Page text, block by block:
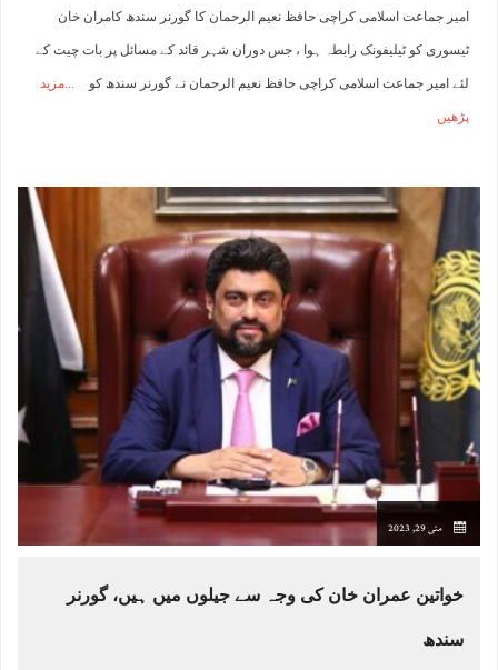
امیر جماعت اسلامی کراچی حافظ نعیم الرحمان کا گورنر سندھ کامران خان
ٹیسوری کو ٹیلیفونک رابطہ ہوا ، جس دوران شہر قائد کے مسائل پر بات چیت کے
لئے امیر جماعت اسلامی کراچی حافظ نعیم الرحمان نے گورنر سندھ کو مزید
پڑھیں
مئی 29, 2023
خواتین عمران خان کی وجہ سے جیلوں میں ہیں، گورنر
سندھ